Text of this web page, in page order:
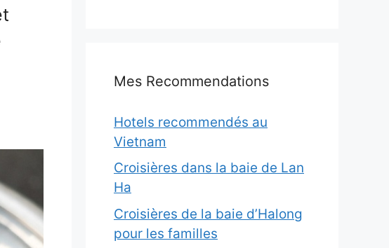
Mes Recommendations
Hotels recommendés au
Vietnam
Croisières dans la baie de Lan
Ha
Croisières de la baie d’Halong
pour les familles